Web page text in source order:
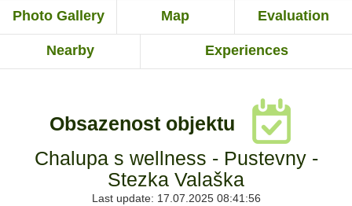
Photo Gallery Map Evaluation
Nearby Experiences
Obsazenost objektu
Chalupa s wellness - Pustevny -
Stezka Valaška
Last update: 17.07.2025 08:41:56